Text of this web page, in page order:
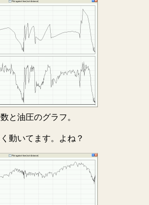
と油圧のグラフ。
動いてます。よね？